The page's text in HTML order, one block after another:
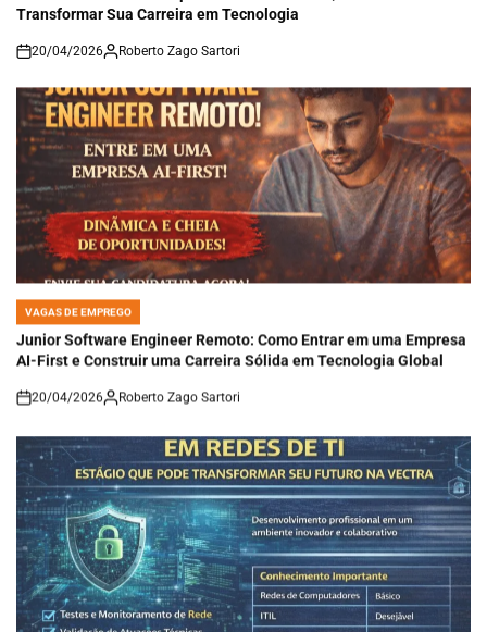
Transformar Sua Carreira em Tecnologia
on
20/04/2026 Roberto Zago Sartori
POSTED
IN
VAGAS DE EMPREGO
Junior Software Engineer Remoto: Como Entrar em uma Empresa
AI-First e Construir uma Carreira Sólida em Tecnologia Global
on
20/04/2026 Roberto Zago Sartori